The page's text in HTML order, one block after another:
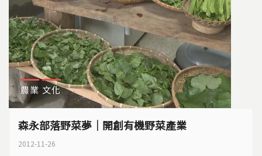
農業 文化
森永部落野菜夢｜開創有機野菜產業
2012-11-26